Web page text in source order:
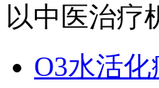
以中医治疗
O3水活化